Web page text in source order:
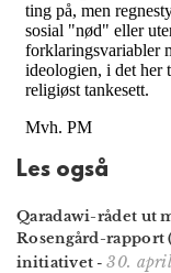
Les også
Qaradawi-rådet ut
Rosengård-rapport
initiativet -30.